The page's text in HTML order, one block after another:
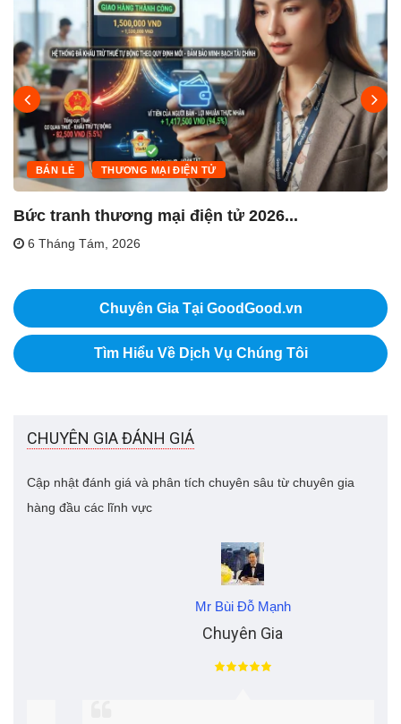
BÁN LẺ THƯƠNG MẠI ĐIỆN TỬ
Bức tranh thương mại điện tử 2026...
6 Tháng Tám, 2026
Chuyên Gia Tại GoodGood.vn
Tìm Hiểu Về Dịch Vụ Chúng Tôi
CHUYÊN GIA ĐÁNH GIÁ
Cập nhật đánh giá và phân tích chuyên sâu từ chuyên gia
hàng đầu các lĩnh vực
Mr Bùi Đỗ Mạnh
Chuyên Gia